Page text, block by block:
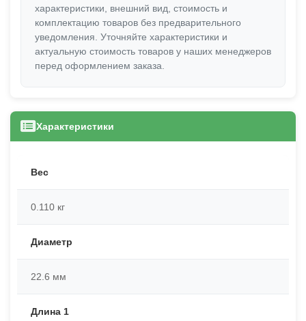
характеристики, внешний вид, стоимость и
комплектацию товаров без предварительного
уведомления. Уточняйте характеристики и
актуальную стоимость товаров у наших менеджеров
перед оформлением заказа.
Характеристики
Вес
0.110 кг
Диаметр
22.6 мм
Длина 1